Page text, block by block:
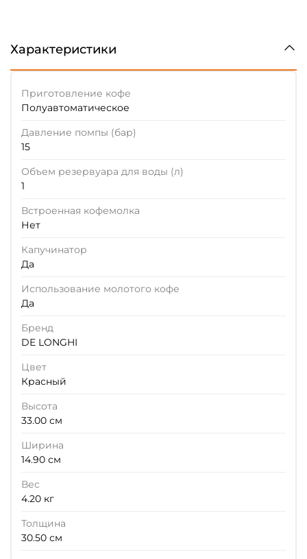
Характеристики
Приготовление кофе
Полуавтоматическое
Давление помпы (бар)
15
Объем резервуара для воды (л)
1
Встроенная кофемолка
Нет
Капучинатор
Да
Использование молотого кофе
Да
Бренд
DE LONGHI
Цвет
Красный
Высота
33.00 см
Ширина
14.90 см
Вес
4.20 кг
Толщина
30.50 см